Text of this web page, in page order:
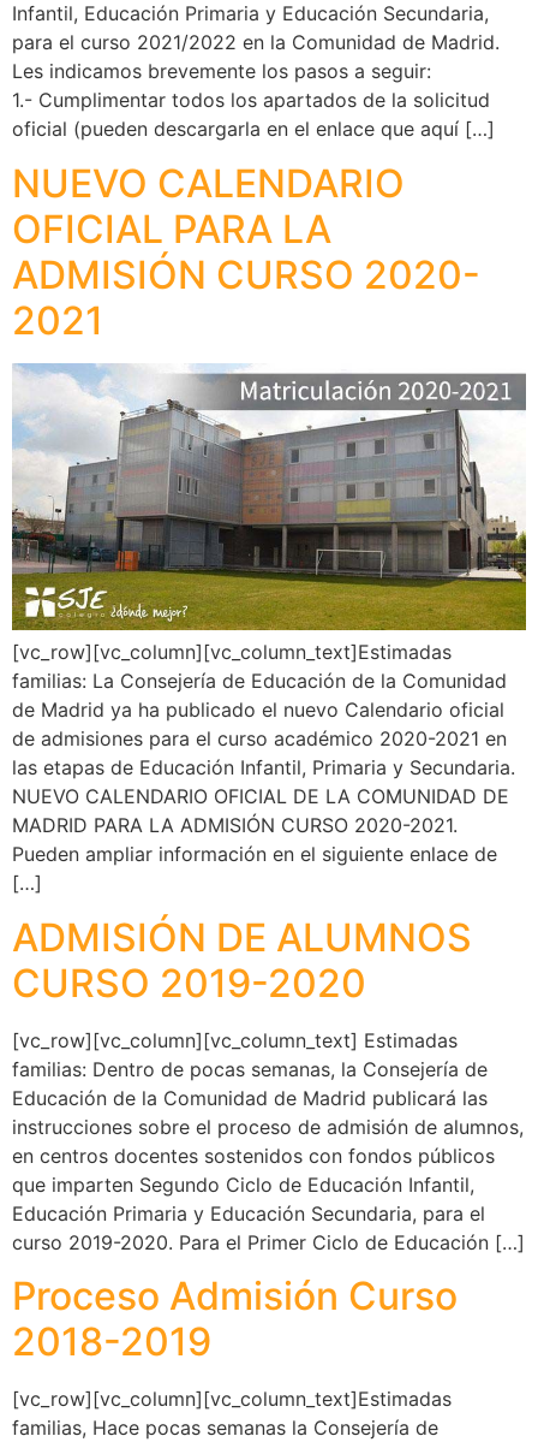
Infantil, Educación Primaria y Educación Secundaria,
para el curso 2021/2022 en la Comunidad de Madrid.
Les indicamos brevemente los pasos a seguir:
1.- Cumplimentar todos los apartados de la solicitud
oficial (pueden descargarla en el enlace que aquí […]
NUEVO CALENDARIO
OFICIAL PARA LA
ADMISIÓN CURSO 2020-
2021
[vc_row][vc_column][vc_column_text]Estimadas
familias: La Consejería de Educación de la Comunidad
de Madrid ya ha publicado el nuevo Calendario oficial
de admisiones para el curso académico 2020-2021 en
las etapas de Educación Infantil, Primaria y Secundaria.
NUEVO CALENDARIO OFICIAL DE LA COMUNIDAD DE
MADRID PARA LA ADMISIÓN CURSO 2020-2021.
Pueden ampliar información en el siguiente enlace de
[…]
ADMISIÓN DE ALUMNOS
CURSO 2019-2020
[vc_row][vc_column][vc_column_text] Estimadas
familias: Dentro de pocas semanas, la Consejería de
Educación de la Comunidad de Madrid publicará las
instrucciones sobre el proceso de admisión de alumnos,
en centros docentes sostenidos con fondos públicos
que imparten Segundo Ciclo de Educación Infantil,
Educación Primaria y Educación Secundaria, para el
curso 2019-2020. Para el Primer Ciclo de Educación […]
Proceso Admisión Curso
2018-2019
[vc_row][vc_column][vc_column_text]Estimadas
familias, Hace pocas semanas la Consejería de